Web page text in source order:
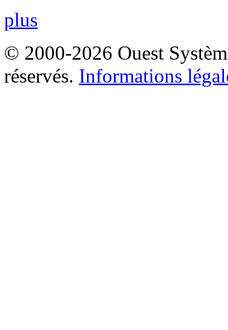
plus
© 2000-2026 Ouest
réservés. Informations